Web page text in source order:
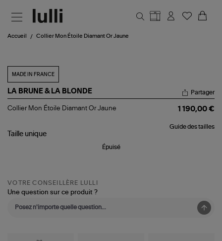
Accueil Collier Mon Étoile Diamant Or Jaune
MADE IN FRANCE
LA BRUNE & LA BLONDE
Collier
Diamant
Or
Partager
Collier Mon Étoile Diamant Or Jaune 1 190,00 €
Guide des tailles
Taille unique
Épuisé
VOTRE CONSEILLÈRE LULLI
Une question sur ce produit ?